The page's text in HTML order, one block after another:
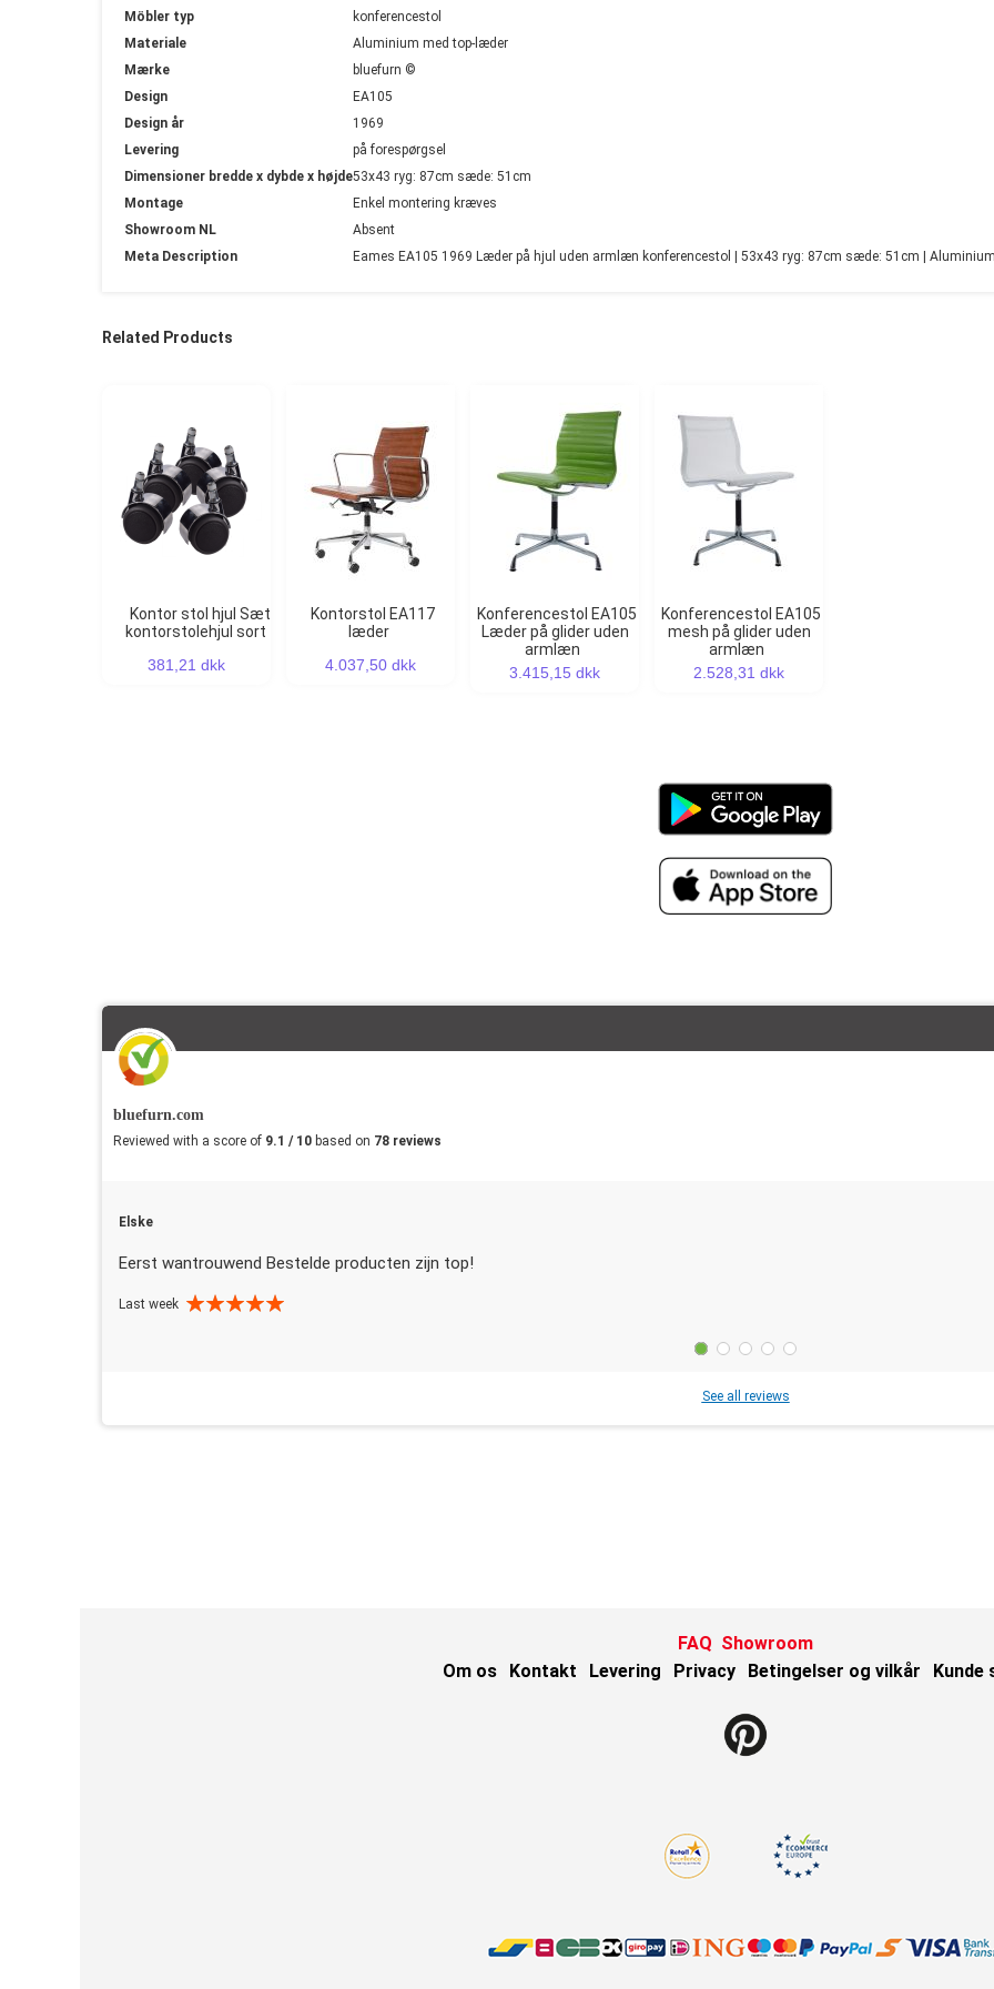
Möbler typ
konferencestol
Materiale
Aluminium med top-læder
Mærke
bluefurn ©
Design
EA105
Design år
1969
Levering
på forespørgsel
Dimensioner bredde x dybde x højde53x43 ryg: 87cm sæde: 51cm
Montage
Enkel montering kræves
Showroom NL
Absent
Meta Description
Eames EA105 1969 Læder på hjul uden armlæn konferencestol | 53x43 ryg: 87cm sæde: 51cm |
Related Products
Kontor stol hjul Sæt
kontorstolehjul sort
381,21 dkk
Kontorstol EA117
læder
4.037,50 dkk
Konferencestol EA105
Læder på glider uden
armlæn
3.415,15 dkk
Konferencestol EA105
mesh på glider uden
armlæn
2.528,31 dkk
bluefurn.com
Reviewed with a score of 9.1 / 10 based on 78 reviews
Elske
Eerst wantrouwend Bestelde producten zijn top!
Last week
See all reviews
FAQ Showroom
Om os
Kontakt Levering Privacy Betingelser og vilkår Kunde